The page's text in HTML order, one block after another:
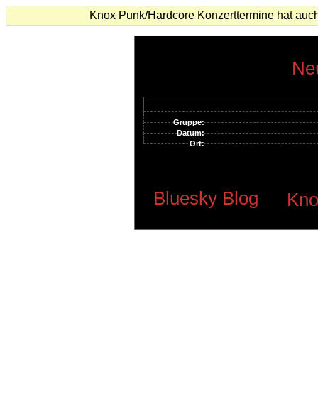
Knox Punk/Hardcore Konzerttermine hat
Gruppe:
Datum:
Ort:
Bluesky Blog